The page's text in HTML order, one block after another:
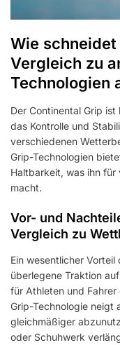
Wie
Vergleich zu
Technologien
Der Continental Grip
das Kontrolle und
verschiedenen
Grip-Technologien
Haltbarkeit, was ihn
macht.
Vor- und
Vergleich zu
Ein wesentlicher
überlegene Traktion
für Athleten und
Grip-Technologie neigt
gleichmäßiger
oder Schuhwerk